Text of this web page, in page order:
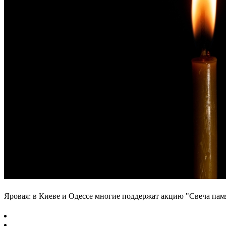
Яровая: в Киеве и Одессе многие поддержат акцию "Свеча